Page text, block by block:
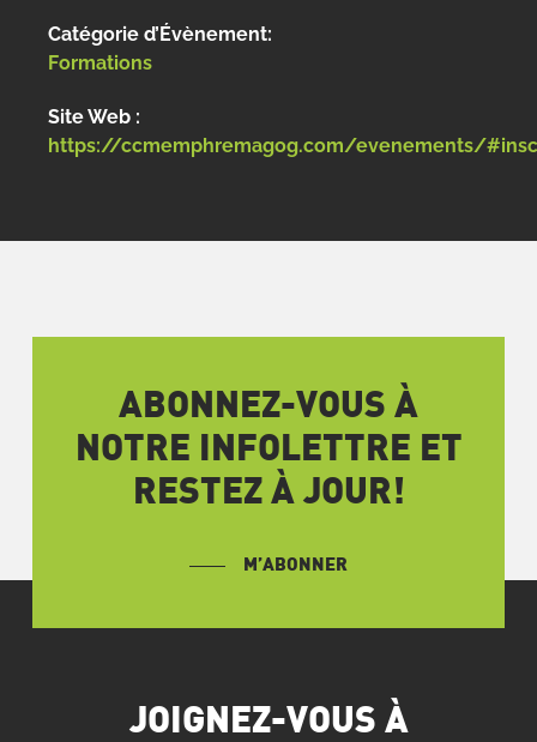
Catégorie d’Évènement:
Formations
Site Web :
https://ccmemphremagog.com/evenements/
ABONNEZ-VOUS À
NOTRE INFOLETTRE ET
RESTEZ À JOUR!
M’ABONNER
JOIGNEZ-VOUS À